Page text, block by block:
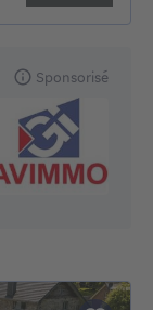
Sponsorisé